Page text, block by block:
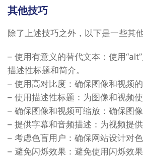
其他技巧
除了上述技巧之外，以下是一些其
– 使用有意义的替代文本：使用
描述性标题和简介。
– 使用高对比度：确保图像和视频
– 使用描述性标题：为图像和视频
– 确保图像和视频可缩放：确保图
– 提供字幕和音频描述：为视频提
– 考虑色盲用户：确保网站设计对
– 避免闪烁效果：避免使用闪烁效